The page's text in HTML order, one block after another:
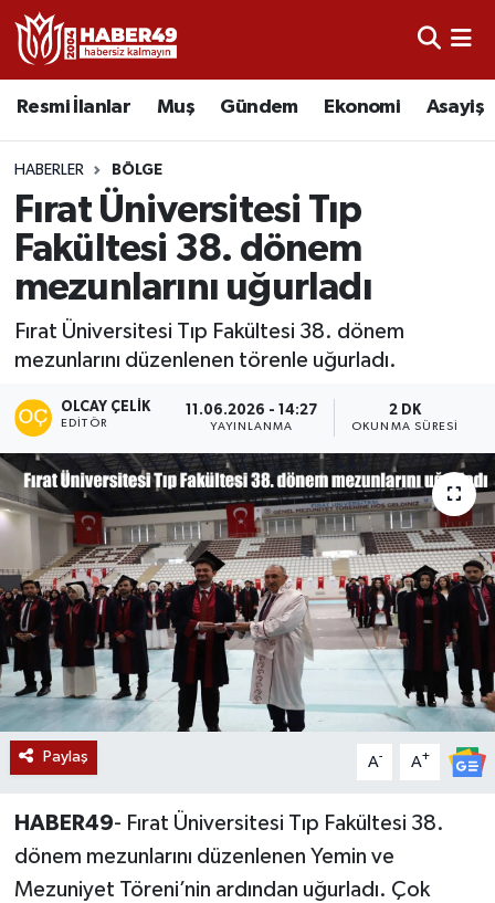
Resmi İlanlar Muş Gündem Ekonomi Asayiş
HABERLER BÖLGE
Fırat Üniversitesi Tıp
Fakültesi 38. dönem
mezunlarını uğurladı
Fırat Üniversitesi Tıp Fakültesi 38. dönem
mezunlarını düzenlenen törenle uğurladı.
OLCAY ÇELIK
EDITÖR
11.06.2026 - 14:27
YAYINLANMA
2 DK
OKUNMA SÜRESI
Paylaş A- A+
HABER49- Fırat Üniversitesi Tıp Fakültesi 38.
dönem mezunlarını düzenlenen Yemin ve
Mezuniyet Töreni’nin ardından uğurladı. Çok
Resmi İlanlar
Asayiş
Bölge
Eğitim
Sağlık
Gündem
Spor
Siyaset
Teknoloji
Kültür Sanat
Muş
Hasköy
Korkut
Uşak Nöbetçi Eczaneler
Uşak Hava Durumu
Uşak Namaz Vakitleri
Uşak Trafik Yoğunluk Haritası
TFF 2.Lig Kırmızı Grup Puan Durumu ve Fikstür
Tüm Manşetler
Son Dakika Haberleri
Haber Arşivi